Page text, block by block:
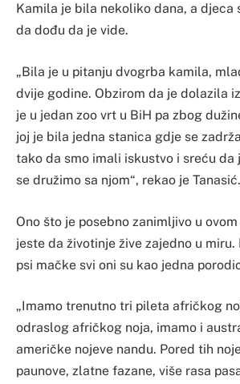
Kamila je bila nekoliko dana, a djeca
da dođu da je vide.
„Bila je u pitanju dvogrba kamila,
dvije godine. Obzirom da je dolazila
je u jedan zoo vrt u BiH pa zbog
joj je bila jedna stanica gdje se
tako da smo imali iskustvo i sreću da
se družimo sa njom“, rekao je Tanasić.
Ono što je posebno zanimljivo u
jeste da životinje žive zajedno u miru.
psi mačke svi oni su kao jedna
„Imamo trenutno tri pileta afričkog
odraslog afričkog noja, imamo i
američke nojeve nandu. Pored tih
paunove, zlatne fazane, više rasa